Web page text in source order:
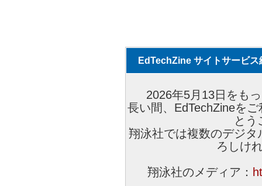
EdTechZine サイトサービス
2026年5月13日をも
長い間、EdTechZineを
とう
翔泳社では複数のデジ
ろしけ
翔泳社のメディア：